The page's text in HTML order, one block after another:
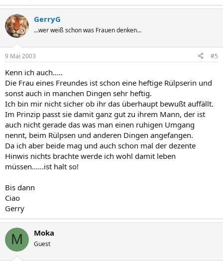
GerryG
...wer weiß schon was Frauen denken...
9 Mai 2003 #5
Kenn ich auch.....
Die Frau eines Freundes ist schon eine heftige Rülpserin und
sonst auch in manchen Dingen sehr heftig.
Ich bin mir nicht sicher ob ihr das überhaupt bewußt auffällt.
Im Prinzip passt sie damit ganz gut zu ihrem Mann, der ist
auch nicht gerade das was man einen ruhigen Umgang
nennt, beim Rülpsen und anderen Dingen angefangen.
Da ich aber beide mag und auch schon mal der dezente
Hinwis nichts brachte werde ich wohl damit leben
müssen......ist halt so!
Bis dann
Ciao
Gerry
M Moka
Guest